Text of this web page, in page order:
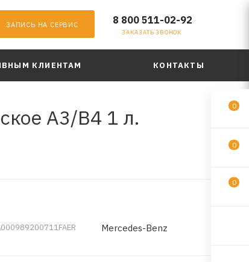
ЗАПИСЬ НА СЕРВИС 8 800 511-02-92
ЗАКАЗАТЬ ЗВОНОК
КЛИЕНТАМ КОНТАКТЫ
A3/B4 1 л.
Mercedes-Benz
0
0
0